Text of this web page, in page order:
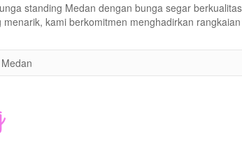
standing Medan dengan bunga segar
kami berkomitmen menghadirkan